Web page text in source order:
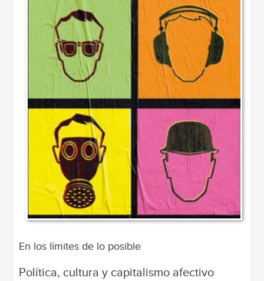
En los límites de lo posible
Política, cultura y capitalismo afectivo